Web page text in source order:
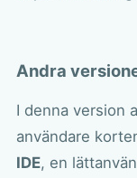
Andra
I denna version
användare
IDE, en